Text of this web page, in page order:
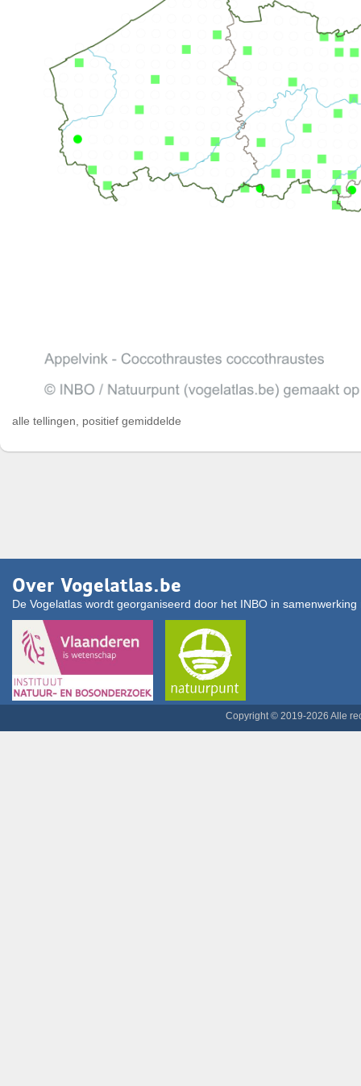
alle tellingen, positief gemiddelde
Over Vogelatlas.be
De Vogelatlas wordt georganiseerd door het INBO in
Copyright © 2019-2026 Alle